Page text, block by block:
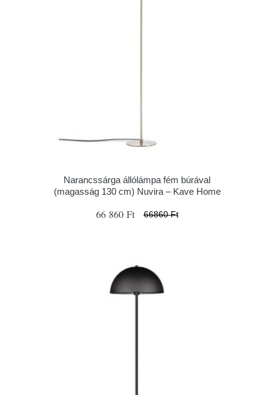
Narancssárga állólámpa fém búrával
(magasság 130 cm) Nuvira – Kave Home
66 860 Ft 66860 Ft